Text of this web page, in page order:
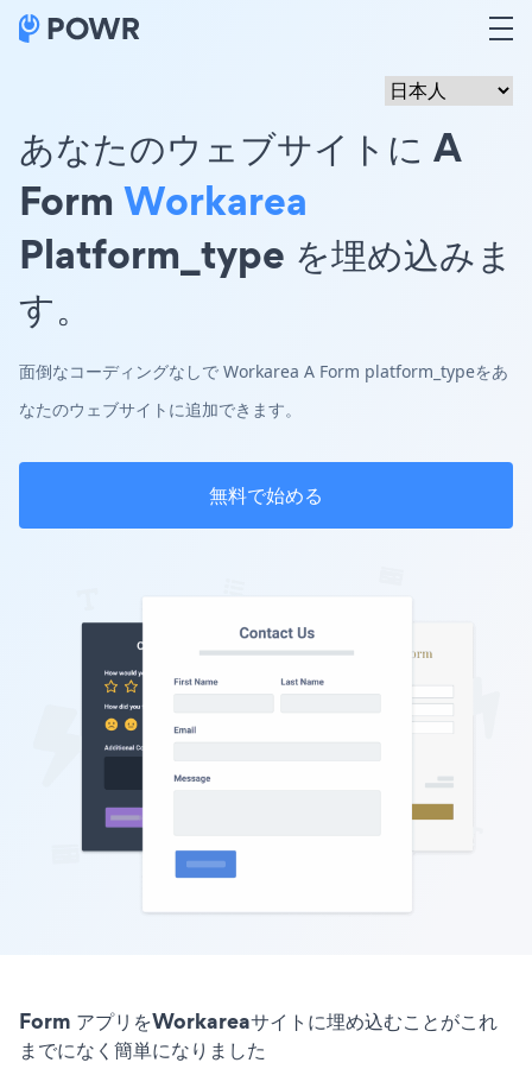
あなたのウェブサイトに A
Form Workarea
Platform_type を埋め込みま
す。
面倒なコーディングなしで Workarea A Form platform_typeをあ
なたのウェブサイトに追加できます。
無料で始める
Form アプリをWorkareaサイトに埋め込むことがこれ
までになく簡単になりました